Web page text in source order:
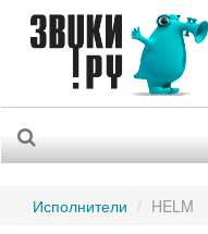
Исполнители HELM